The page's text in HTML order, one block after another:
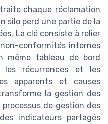
chaque réclamation
silo perd une partie de la
La clé consiste à relier
conformités internes
même tableau de bord
les récurrences et les
apparents et causes
la gestion des
de gestion des
indicateurs partagés